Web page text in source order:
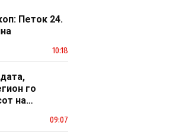
Петок 24.
10:18
го
на
09:07